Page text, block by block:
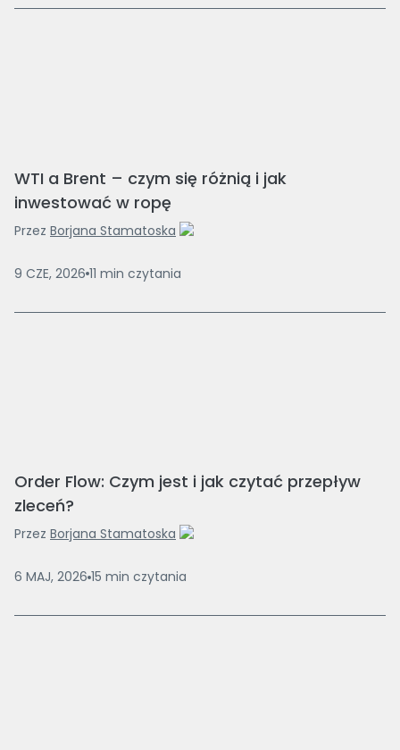
WTI a Brent – czym się różnią i jak
inwestować w ropę
Przez Borjana Stamatoska
9 CZE, 2026 11 min czytania
Order Flow: Czym jest i jak czytać przepływ
zleceń?
Przez Borjana Stamatoska
6 MAJ, 2026 15 min czytania